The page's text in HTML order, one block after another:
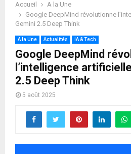
Accueil
A la Une
Google DeepMind révolutionne
Gemini 2.5 Deep Think
A la Une Actualités IA & Tech
Google DeepMind
l’intelligence
2.5 Deep Think
5 août 2025